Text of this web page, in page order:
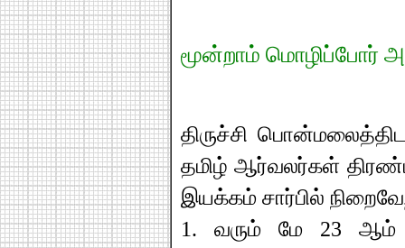
மூன்றாம் மொழிப்போர்
திருச்சி
தமிழ் ஆர்வலர்கள் திரண்ட
இயக்கம் சார்பில்
1. வரும் மே 23 ஆம்